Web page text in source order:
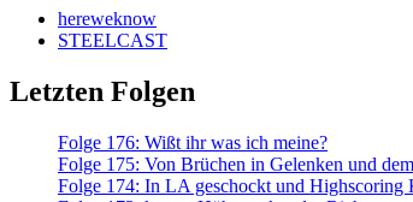
hereweknow
STEELCAST
Letzten Folgen
Folge 176: Wißt ihr was ich meine?
Folge 175: Von Brüchen in Gelenken und
Folge 174: In LA geschockt und Highscoring